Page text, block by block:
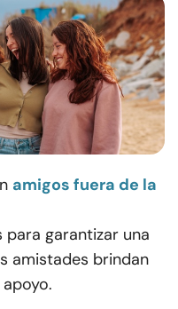
amigos fuera de la
garantizar una
amistades brindan